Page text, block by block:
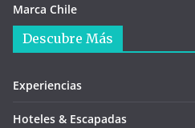
Marca Chile
Descubre Más
Experiencias
Hoteles & Escapadas